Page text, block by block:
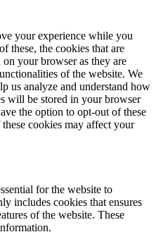
your experience while you
these, the cookies that are
on your browser as they are
of the website. We
us analyze and understand how
will be stored in your browser
the option to opt-out of these
cookies may affect your
for the website to
includes cookies that ensures
of the website. These